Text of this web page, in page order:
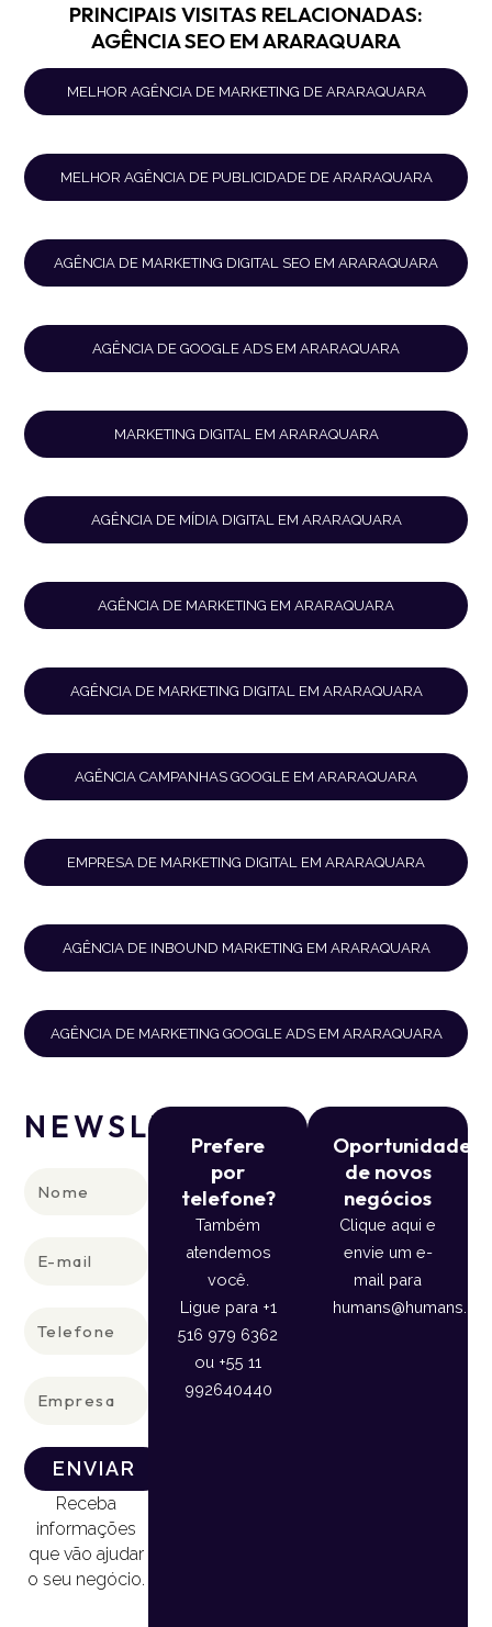
PRINCIPAIS VISITAS RELACIONADAS:
AGÊNCIA SEO EM ARARAQUARA
MELHOR AGÊNCIA DE MARKETING DE ARARAQUARA
MELHOR AGÊNCIA DE PUBLICIDADE DE ARARAQUARA
AGÊNCIA DE MARKETING DIGITAL SEO EM ARARAQUARA
AGÊNCIA DE GOOGLE ADS EM ARARAQUARA
MARKETING DIGITAL EM ARARAQUARA
AGÊNCIA DE MÍDIA DIGITAL EM ARARAQUARA
AGÊNCIA DE MARKETING EM ARARAQUARA
AGÊNCIA DE MARKETING DIGITAL EM ARARAQUARA
AGÊNCIA CAMPANHAS GOOGLE EM ARARAQUARA
EMPRESA DE MARKETING DIGITAL EM ARARAQUARA
AGÊNCIA DE INBOUND MARKETING EM ARARAQUARA
AGÊNCIA DE MARKETING GOOGLE ADS EM ARARAQUARA
NEWSLETTER
ENVIAR
Receba
informações
que vão ajudar
o seu negócio.
Prefere
por
telefone?
Também
atendemos
você.
Ligue para +1
516 979 6362
ou +55 11
992640440
Oportunidade
de novos
negócios
Clique aqui e
envie um e-
mail para